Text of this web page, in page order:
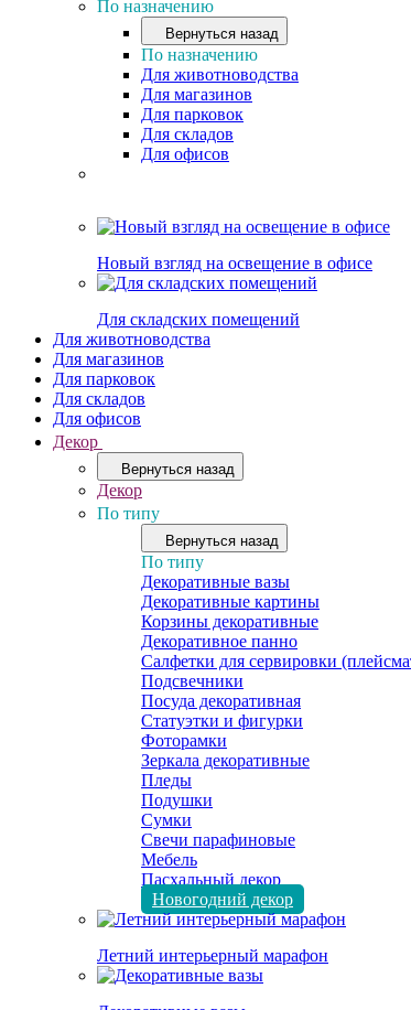
По назначению
Вернуться назад
По назначению
Для животноводства
Для магазинов
Для парковок
Для складов
Для офисов
Новый взгляд на освещение в офисе
Для складских помещений
Для животноводства
Для магазинов
Для парковок
Для складов
Для офисов
Декор
Вернуться назад
Декор
По типу
Вернуться назад
По типу
Декоративные вазы
Декоративные картины
Корзины декоративные
Декоративное панно
Салфетки для сервировки
Подсвечники
Посуда декоративная
Статуэтки и фигурки
Фоторамки
Зеркала декоративные
Пледы
Подушки
Сумки
Свечи парафиновые
Мебель
Пасхальный декор
Новогодний декор
Летний интерьерный марафон